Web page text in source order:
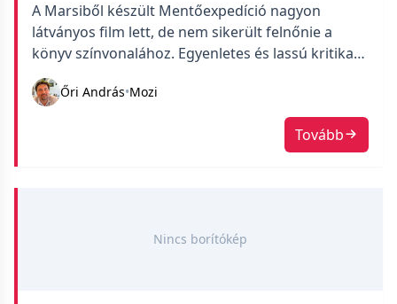
A Marsiből készült Mentőexpedíció nagyon
látványos film lett, de nem sikerült felnőnie a
könyv színvonalához. Egyenletes és lassú kritika
következik.
Őri András•Mozi
Tovább
Nincs borítókép